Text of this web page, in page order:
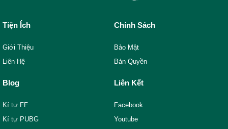
Tiện Ích
Giới Thiệu
Liên Hệ
Chính Sách
Bảo Mật
Bản Quyền
Blog
Kí tự FF
Kí tự PUBG
Liên Kết
Facebook
Youtube